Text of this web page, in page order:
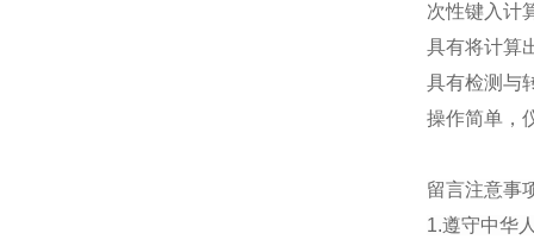
次性键入计
具有将计算
具有检测与
操作简单，
留言注意事
1.遵守中华